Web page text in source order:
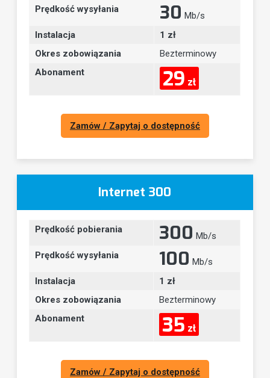
Prędkość wysyłania
30 Mb/s
Instalacja
1 zł
Okres zobowiązania
Bezterminowy
Abonament
29 zł
Zamów / Zapytaj o dostępność
Internet 300
Prędkość pobierania 300 Mb/s
Prędkość wysyłania
100 Mb/s
Instalacja
1 zł
Okres zobowiązania
Bezterminowy
Abonament
35 zł
Zamów / Zapytaj o dostępność